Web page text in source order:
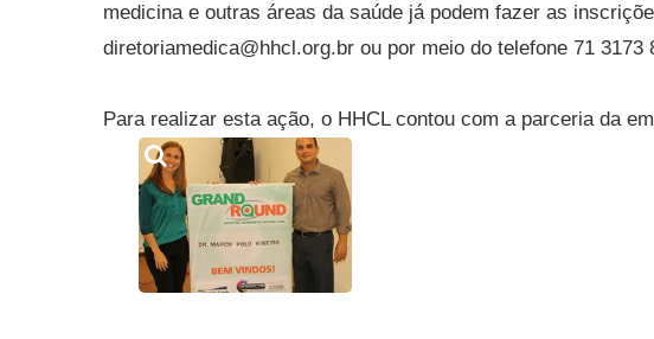
medicina e outras áreas da saúde já podem fazer as
diretoriamedica@hhcl.org.br ou por meio do telefone 71 3173
Para realizar esta ação, o HHCL contou com a parceria da